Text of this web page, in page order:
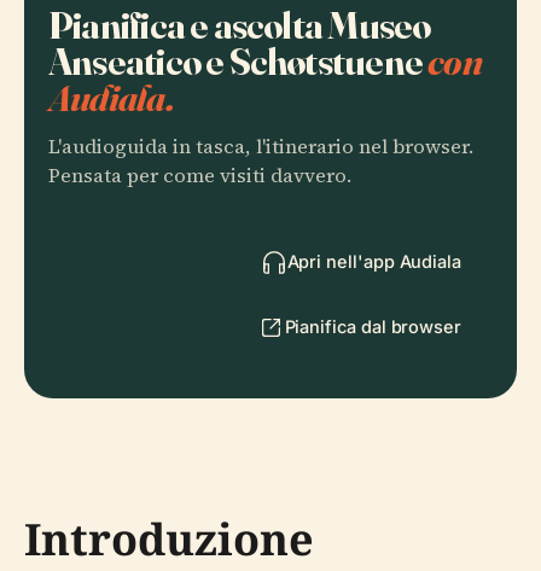
Pianifica e ascolta Museo
Anseatico e Schøtstuenecon
Audiala.
L'audioguida in tasca, l'itinerario nel browser.
Pensata per come visiti davvero.
Apri nell'app Audiala
Pianifica dal browser
Introduzione